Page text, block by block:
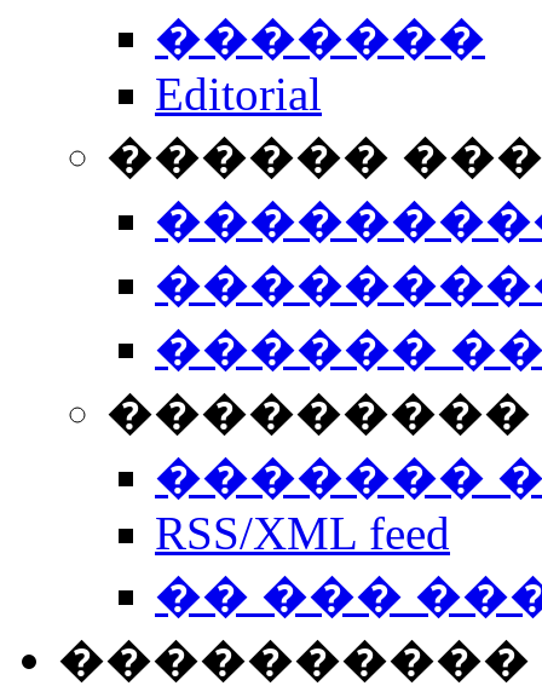
�������
Editorial
������
������
���������
�������
RSS/XML feed
�� ���
����������